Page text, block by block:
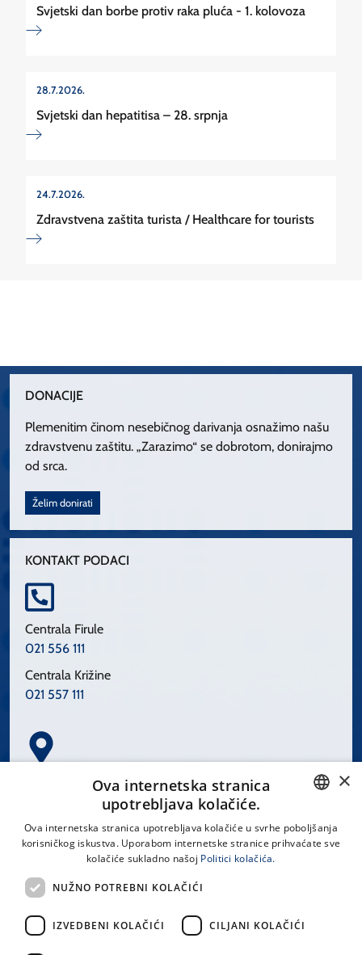
Svjetski dan borbe protiv raka pluća - 1. kolovoza
28.7.2026.
Svjetski dan hepatitisa – 28. srpnja
24.7.2026.
Zdravstvena zaštita turista / Healthcare for tourists
DONACIJE
Plemenitim činom nesebičnog darivanja osnažimo našu
zdravstvenu zaštitu. „Zarazimo“ se dobrotom, donirajmo
od srca.
Želim donirati
KONTAKT PODACI
Centrala Firule
021 556 111
Centrala Križine
021 557 111
Spinčićeva 1, 21000 Split
LINKOVI
CROATIAN
×
Ova internetska stranica
upotrebljava kolačiće.
Ova internetska stranica upotrebljava kolačiće u svrhe poboljšanja
korisničkog iskustva. Uporabom internetske stranice prihvaćate sve
kolačiće sukladno našoj Politici kolačića.
NUŽNO POTREBNI KOLAČIĆI
IZVEDBENI KOLAČIĆI CILJANI KOLAČIĆI